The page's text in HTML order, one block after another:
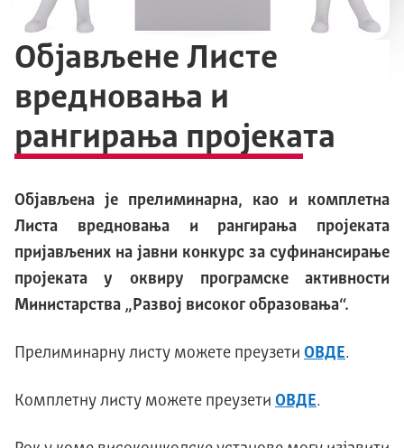
Објављенe Листe
вредновања и
рангирања пројеката
Објављена је прелиминарна, као и комплетна
Листа вредновања и рангирања пројеката
пријављених на јавни конкурс за суфинансирање
пројеката у оквиру програмске активности
Министарства „Развој високог образовања“.
Прелиминарну листу можете преузети ОВДЕ.
Комплетну листу можете преузети ОВДЕ.